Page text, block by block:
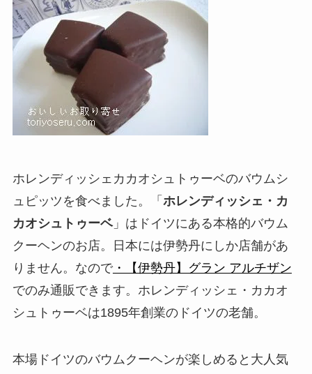
ホレンディッシェカカオシュトゥーベのバウムシ
ュピッツを食べました。「 ホレンディッシェ・カ
カオシュトゥーベ」はドイツにある本格的バウム
クーヘンのお店。日本には伊勢丹にしか店舗があ
りません。なので・【伊勢丹】グラン アルチザン
でのみ通販できます。ホレンディッシェ・カカオ
シュトゥーベは1895年創業のドイツの老舗。
本場ドイツのバウムクーヘンが楽しめると大人気